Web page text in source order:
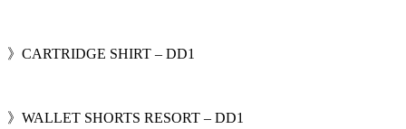
》CARTRIDGE SHIRT – DD1
》WALLET SHORTS RESORT – DD1